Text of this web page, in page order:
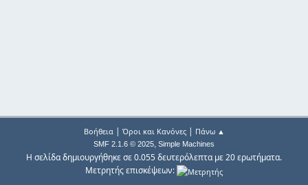
Βοήθεια| Όροι και Κανόνες| Πάνω ▲
SMF 2.1.6 © 2025, Simple Machines
Η σελίδα δημιουργήθηκε σε 0.055 δευτερόλεπτα με 20 ερωτήματα.
Μετρητής επισκέψεων: